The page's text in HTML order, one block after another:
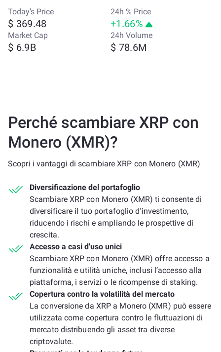
Today’s Price
$ 369.48
24h % Price
+1.66%
Market Cap
$ 6.9B
24h Volume
$ 78.6M
Perché scambiare XRP con
Monero (XMR)?
Scopri i vantaggi di scambiare XRP con Monero (XMR)
Diversificazione del portafoglio
Scambiare XRP con Monero (XMR) ti consente di
diversificare il tuo portafoglio d'investimento,
riducendo i rischi e ampliando le prospettive di
crescita.
Accesso a casi d'uso unici
Scambiare XRP con Monero (XMR) offre accesso a
funzionalità e utilità uniche, inclusi l’accesso alla
piattaforma, i servizi o le ricompense di staking.
Copertura contro la volatilità del mercato
La conversione da XRP a Monero (XMR) può essere
utilizzata come copertura contro le fluttuazioni di
mercato distribuendo gli asset tra diverse
criptovalute.